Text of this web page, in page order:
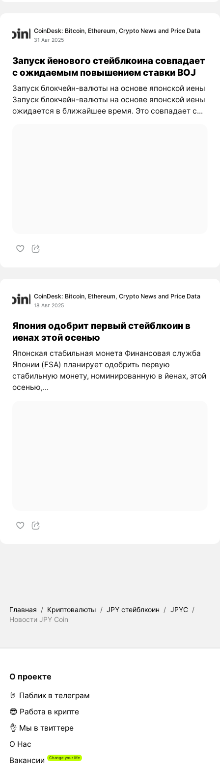
CoinDesk: Bitcoin, Ethereum, Crypto News and Price Data
31 Авг 2025
Запуск йенового стейблкоина совпадает
с ожидаемым повышением ставки BOJ
Запуск блокчейн-валюты на основе японской иены
Запуск блокчейн-валюты на основе японской иены
ожидается в ближайшее время. Это совпадает с...
CoinDesk: Bitcoin, Ethereum, Crypto News and Price Data
18 Авг 2025
Япония одобрит первый стейблкоин в
иенах этой осенью
Японская стабильная монета Финансовая служба
Японии (FSA) планирует одобрить первую
стабильную монету, номинированную в йенах, этой
осенью,...
Главная / Криптовалюты / JPY стейблкоин / JPYC /
Новости JPY Coin
О проекте
🤘 Паблик в телеграм
😎 Работа в крипте
👌 Мы в твиттере
О Нас
Вакансии